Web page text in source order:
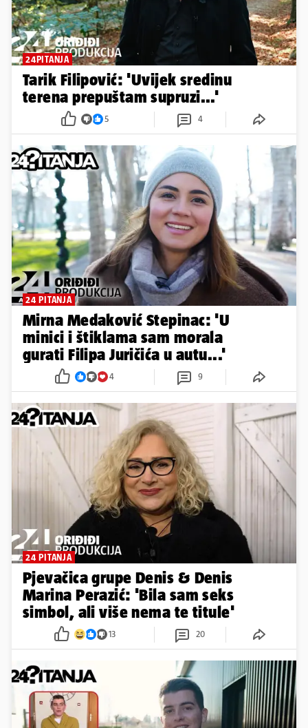
24PITANJA
Tarik Filipović: 'Uvijek sredinu
terena prepuštam supruzi...'
5 4
24 PITANJA
Mirna Medaković Stepinac: 'U
minici i štiklama sam morala
gurati Filipa Juričića u autu...'
4 9
24 PITANJA
Pjevačica grupe Denis & Denis
Marina Perazić: 'Bila sam seks
simbol, ali više nema te titule'
13 20